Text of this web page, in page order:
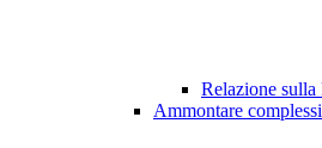
Relazione sulla
Ammontare